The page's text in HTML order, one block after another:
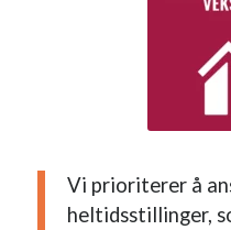
Vi prioriterer å
heltidsstillinger,